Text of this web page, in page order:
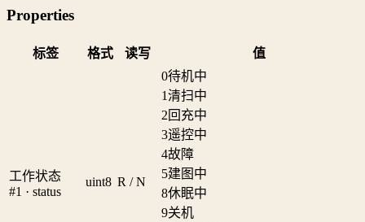
Properties
标签 格式 读写 值
工作状态
#1 · status
uint8 R / N
0待机中
1清扫中
2回充中
3遥控中
4故障
5建图中
8休眠中
9关机